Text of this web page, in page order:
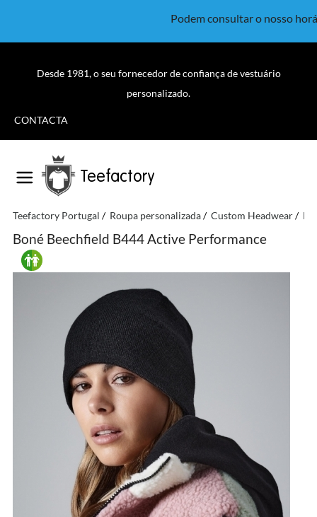
Podem consultar o nosso
Desde 1981, o seu fornecedor de confiança de vestuário
personalizado.
CONTACTA
Teefactory
Teefactory Portugal Roupa personalizada Custom Headwear
Boné Beechfield B444 Active Performance